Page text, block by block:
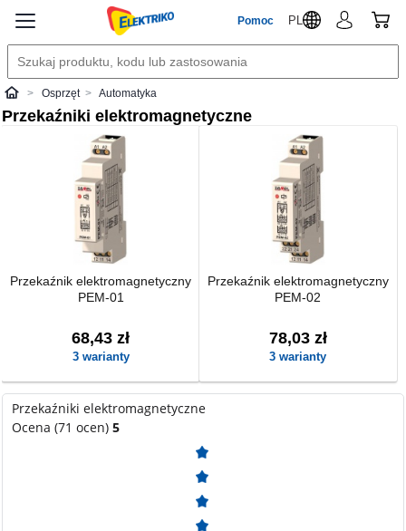
Pomoc PL
ElektrikoOsprzęt Automatyka
Przekaźniki elektromagnetyczne
Przekaźnik elektromagnetyczny
PEM-01
68,43 zł
3 warianty
Przekaźnik elektromagnetyczny
PEM-02
78,03 zł
3 warianty
Przekaźniki elektromagnetyczne
Ocena (71 ocen)5